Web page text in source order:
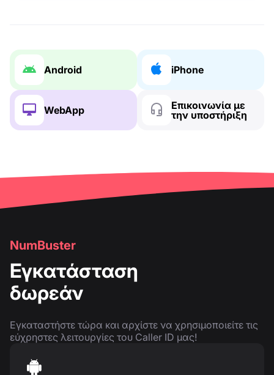
Android iPhone
WebApp
Επικοινωνία με
την υποστήριξη
NumBuster
Εγκατάσταση
δωρεάν
Εγκαταστήστε τώρα και αρχίστε να χρησιμοποιείτε τις
εύχρηστες λειτουργίες του Caller ID μας!